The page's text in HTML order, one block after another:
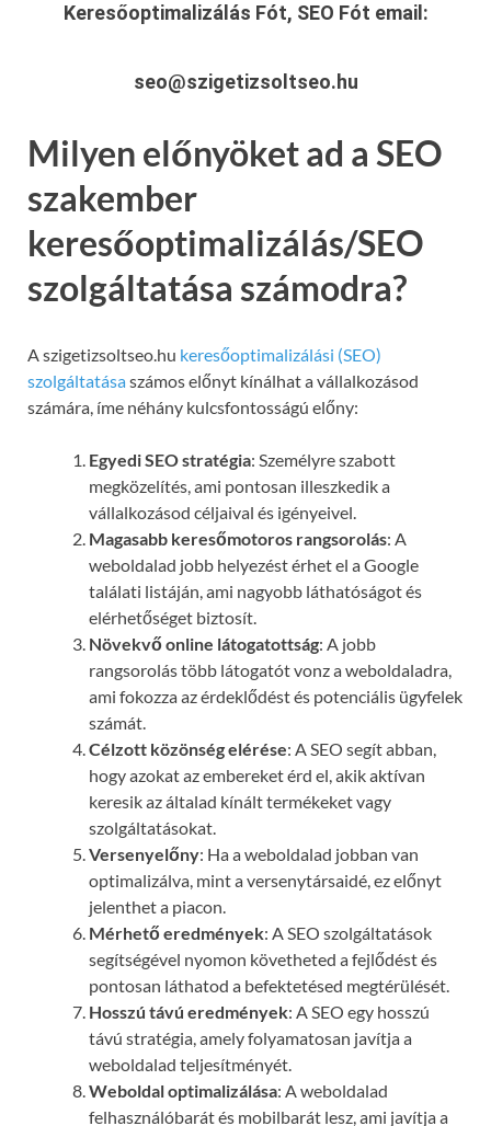
Keresőoptimalizálás Fót, SEO Fót email:
seo@szigetizsoltseo.hu
Milyen előnyöket ad a SEO
szakember
keresőoptimalizálás/SEO
szolgáltatása számodra?
A szigetizsoltseo.hu keresőoptimalizálási (SEO)
szolgáltatásaszámos előnyt kínálhat a vállalkozásod
számára, íme néhány kulcsfontosságú előny:
Egyedi SEO stratégia: Személyre szabott
megközelítés, ami pontosan illeszkedik a
vállalkozásod céljaival és igényeivel.
Magasabb keresőmotoros rangsorolás: A
weboldalad jobb helyezést érhet el a Google
találati listáján, ami nagyobb láthatóságot és
elérhetőséget biztosít.
Növekvő online látogatottság: A jobb
rangsorolás több látogatót vonz a weboldaladra,
ami fokozza az érdeklődést és potenciális ügyfelek
számát.
Célzott közönség elérése: A SEO segít abban,
hogy azokat az embereket érd el, akik aktívan
keresik az általad kínált termékeket vagy
szolgáltatásokat.
Versenyelőny: Ha a weboldalad jobban van
optimalizálva, mint a versenytársaidé, ez előnyt
jelenthet a piacon.
Mérhető eredmények: A SEO szolgáltatások
segítségével nyomon követheted a fejlődést és
pontosan láthatod a befektetésed megtérülését.
Hosszú távú eredmények: A SEO egy hosszú
távú stratégia, amely folyamatosan javítja a
weboldalad teljesítményét.
Weboldal optimalizálása: A weboldalad
felhasználóbarát és mobilbarát lesz, ami javítja a